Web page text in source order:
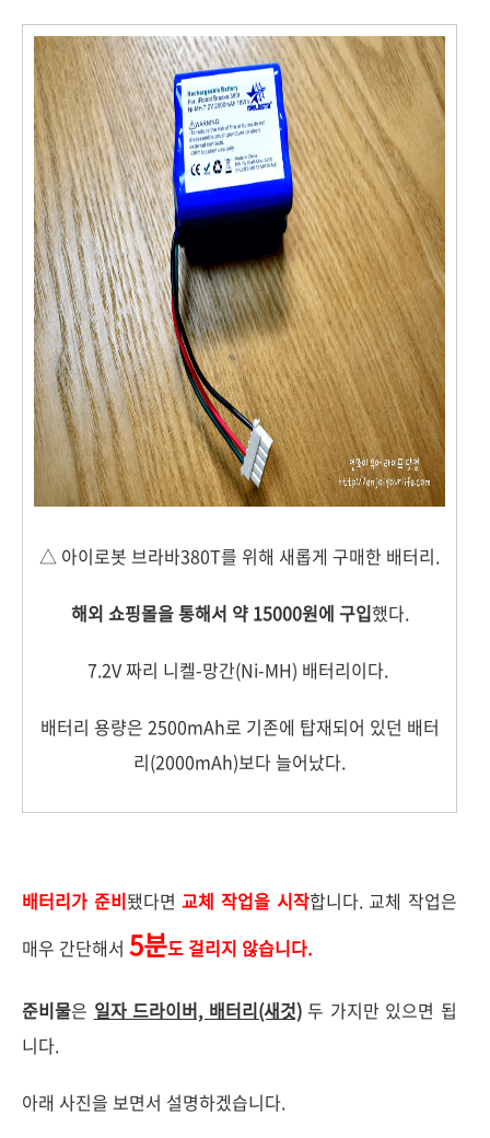
△ 아이로봇 브라바380T를 위해 새롭게 구매한 배터리.
해외 쇼핑몰을 통해서 약 15000원에 구입했다.
7.2V 짜리 니켈-망간(Ni-MH) 배터리이다.
배터리 용량은 2500mAh로 기존에 탑재되어 있던 배터
리(2000mAh)보다 늘어났다.
배터리가 준비됐다면교체 작업을 시작합니다. 교체 작업은
매우 간단해서 5분도 걸리지 않습니다.
준비물은 일자 드라이버, 배터리(새것)두 가지만 있으면 됩
니다.
아래 사진을 보면서 설명하겠습니다.